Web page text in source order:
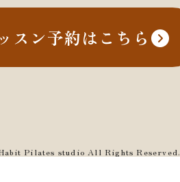
スン予約はこちら
Pilates studio All Rights Reserved.